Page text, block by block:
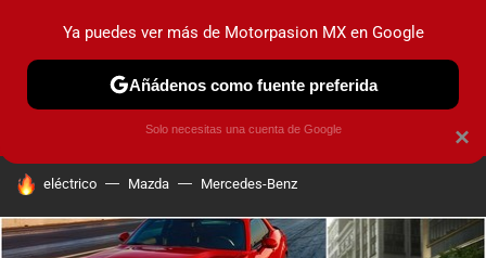
PRUEBAS INDUSTRIA HOY NO CIRCULA
HOY SE HABLA DE
eléctrico Mazda Mercedes-Benz
×
Ya puedes ver más de Motorpasion MX en Google
Añádenos como fuente preferida
Solo necesitas una cuenta de Google